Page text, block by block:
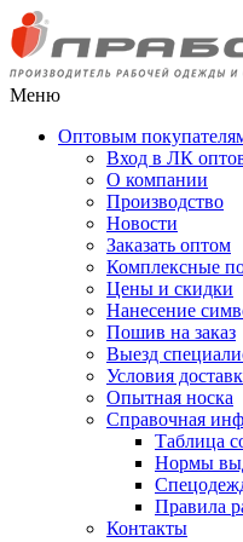
Меню
Оптовым
Вход в ЛК
О компании
Производство
Новости
Заказать оптом
Комплексные
Цены и скидки
Нанесение
Пошив на заказ
Выезд
Условия
Опытная носка
Справочная
Таблица
Нормы
Правила
Контакты